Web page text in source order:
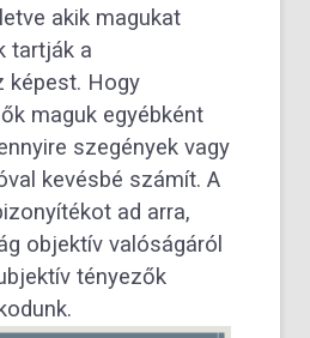
akik magukat
tartják a
képest. Hogy
maguk egyébként
szegények vagy
kevésbé számít. A
ad arra,
objektív valóságáról
tényezők